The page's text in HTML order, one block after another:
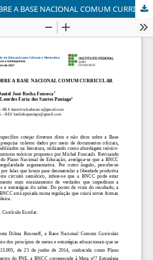
ANALISE DISCURSIVA SOBRE A BASE NACIONAL COMUM CURRICULAR